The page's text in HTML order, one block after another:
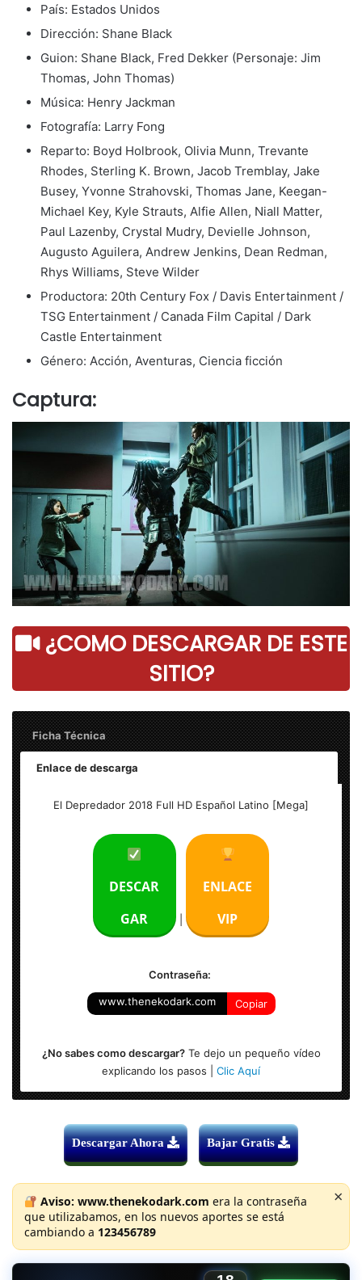
País: Estados Unidos
Dirección: Shane Black
Guion: Shane Black, Fred Dekker (Personaje: Jim
Thomas, John Thomas)
Música: Henry Jackman
Fotografía: Larry Fong
Reparto: Boyd Holbrook, Olivia Munn, Trevante
Rhodes, Sterling K. Brown, Jacob Tremblay, Jake
Busey, Yvonne Strahovski, Thomas Jane, Keegan-
Michael Key, Kyle Strauts, Alfie Allen, Niall Matter,
Paul Lazenby, Crystal Mudry, Devielle Johnson,
Augusto Aguilera, Andrew Jenkins, Dean Redman,
Rhys Williams, Steve Wilder
Productora: 20th Century Fox / Davis Entertainment /
TSG Entertainment / Canada Film Capital / Dark
Castle Entertainment
Género: Acción, Aventuras, Ciencia ficción
Captura:
¿COMO DESCARGAR DE ESTE
SITIO?
Ficha Técnica
Enlace de descarga
Tamaño del Archivo: 1.60 GB
El Depredador 2018 Full HD Español Latino [Mega]
DESCAR
GAR
ENLACE
VIP
Contraseña:
www.thenekodark.com Copiar
¿No sabes como descargar?Te dejo un pequeño vídeo
explicando los pasos | Clic Aquí
Descargar Ahora Bajar Gratis
Aviso: www.thenekodark.com era la contraseña
que utilizabamos, en los nuevos aportes se está
cambiando a 123456789
×